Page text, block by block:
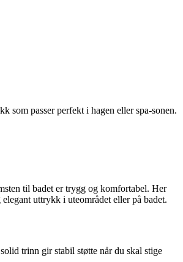
som passer perfekt i hagen eller spa-sonen.
til badet er trygg og komfortabel. Her
uttrykk i uteområdet eller på badet.
trinn gir stabil støtte når du skal stige